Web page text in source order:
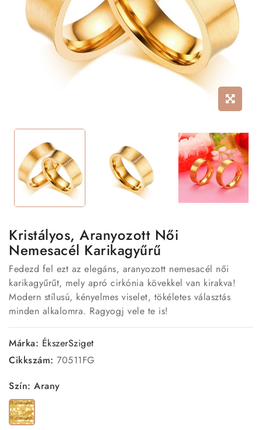
Kristályos, Aranyozott Női
Nemesacél Karikagyűrű
Fedezd fel ezt az elegáns, aranyozott nemesacél női
karikagyűrűt, mely apró cirkónia kövekkel van kirakva!
Modern stílusú, kényelmes viselet, tökéletes választás
minden alkalomra. Ragyogj vele te is!
Márka: ÉkszerSziget
Cikkszám: 70511FG
Szín: Arany
Arany